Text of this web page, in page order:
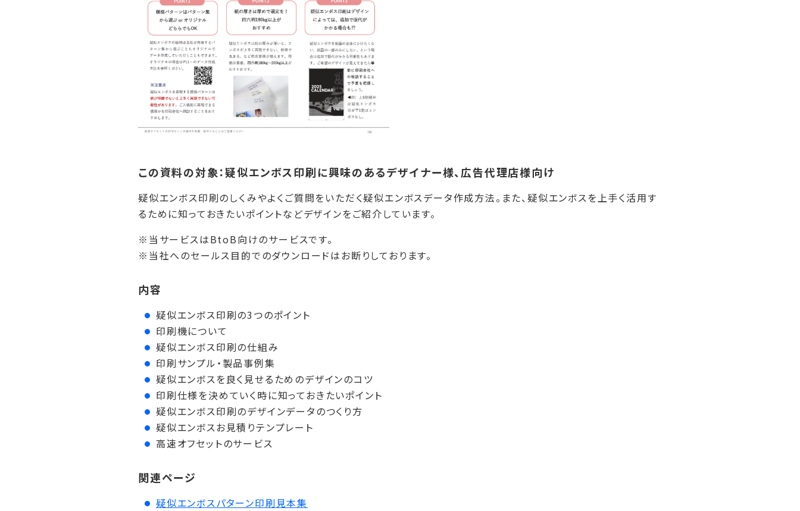
この資料の対象：疑似エンボス印刷に興味のあるデザイナー様、広告代理店様向け
疑似エンボス印刷のしくみやよくご質問をいただく疑似エンボスデータ作成方法。また、疑似エンボスを上手く活用す
るために知っておきたいポイントなどデザインをご紹介しています。
※当サービスはBtoB向けのサービスです。
※当社へのセールス目的でのダウンロードはお断りしております。
内容
疑似エンボス印刷の3つのポイント
印刷機について
疑似エンボス印刷の仕組み
印刷サンプル・製品事例集
疑似エンボスを良く見せるためのデザインのコツ
印刷仕様を決めていく時に知っておきたいポイント
疑似エンボス印刷のデザインデータのつくり方
疑似エンボスお見積りテンプレート
高速オフセットのサービス
関連ページ
疑似エンボスパターン印刷見本集